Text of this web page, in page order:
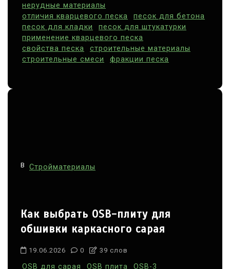
нерудные материалы
отличия кварцевого песка
песок для бетона
песок для кладки
песок для штукатурки
применение кварцевого песка
свойства песка
строительные материалы
строительные смеси
фракции песка
В Стройматериалы
Как выбрать OSB-плиту для
обшивки каркасного сарая
19.06.2026 0 39 слов
OSB для сарая OSB плита
OSB-3